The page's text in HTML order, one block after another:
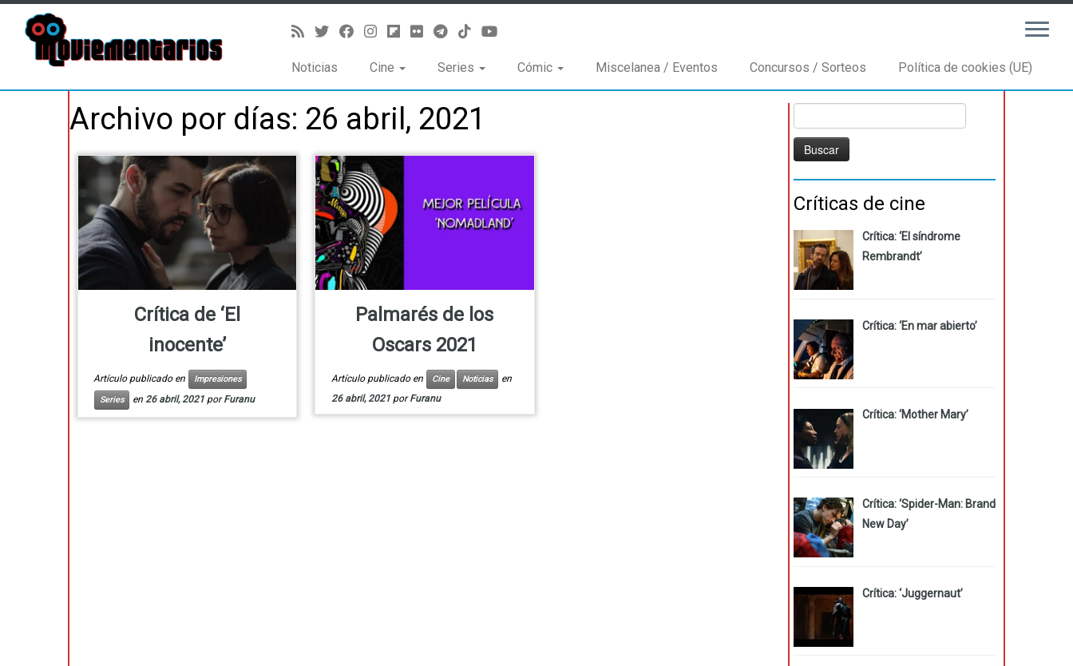
Noticias Cine Series Cómic Miscelanea / Eventos Concursos / Sorteos Política de cookies (UE)
Archivo por días: 26 abril, 2021
Crítica de ‘El
inocente’
Artículo publicado en
Impresiones
Series
en26 abril, 2021 porFuranu
Palmarés de los
Oscars 2021
Artículo publicado en Cine Noticias
en
26 abril, 2021 porFuranu
Críticas de cine
Crítica: ‘El síndrome
Rembrandt’
Crítica: ‘En mar abierto’
Crítica: ‘Mother Mary’
Crítica: ‘Spider-Man: Brand
New Day’
Crítica: ‘Juggernaut’